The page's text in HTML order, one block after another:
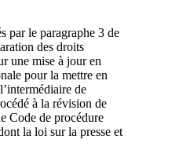
par le paragraphe 3 de
des droits
une mise à jour en
pour la mettre en
de
à la révision de
Code de procédure
la loi sur la presse et